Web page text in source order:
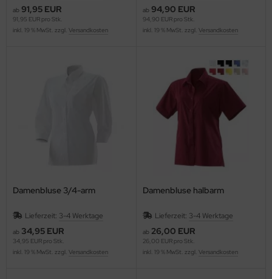
ab 91,95 EUR
91,95 EUR pro Stk.
inkl. 19 % MwSt. zzgl. Versandkosten
ab 94,90 EUR
94,90 EUR pro Stk.
inkl. 19 % MwSt. zzgl. Versandkosten
Damenbluse 3/4-arm
Lieferzeit: 3-4 Werktage
ab 34,95 EUR
34,95 EUR pro Stk.
inkl. 19 % MwSt. zzgl. Versandkosten
Damenbluse halbarm
Lieferzeit: 3-4 Werktage
ab 26,00 EUR
26,00 EUR pro Stk.
inkl. 19 % MwSt. zzgl. Versandkosten